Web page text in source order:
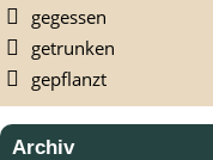
gegessen
getrunken
gepflanzt
Archiv